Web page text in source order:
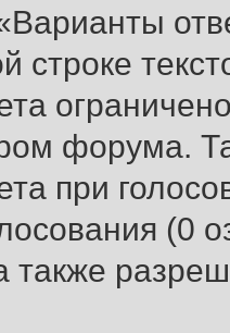
строке
форума.
при
(0
также